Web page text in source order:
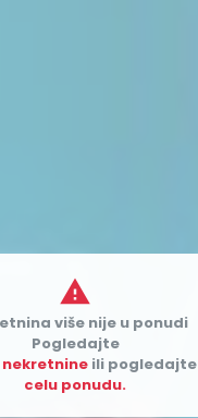

više nije u ponudi
Pogledajte
nekretnine ili pogledajte
celu ponudu.